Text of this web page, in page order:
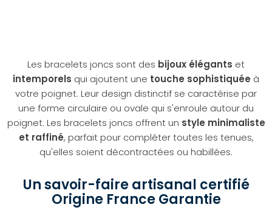
Les bracelets joncs sont des bijoux élégants et
intemporels qui ajoutent une touche sophistiquée à
votre poignet. Leur design distinctif se caractérise par
une forme circulaire ou ovale qui s'enroule autour du
poignet. Les bracelets joncs offrent un style minimaliste
et raffiné, parfait pour compléter toutes les tenues,
qu'elles soient décontractées ou habillées.
Un savoir-faire artisanal certifié
Origine France Garantie